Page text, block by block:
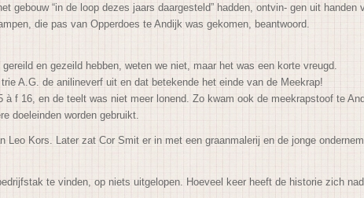
gebouw “in de loop dezes jaars daargesteld” hadden, ontvin- gen uit
die pas van Opperdoes te Andijk was gekomen, beantwoord.
en gezeild hebben, weten we niet, maar het was een korte vreugd.
A.G. de anilineverf uit en dat betekende het einde van de Meekrap!
à f 16, en de teelt was niet meer lonend. Zo kwam ook de meekrapstoof te
doeleinden worden gebruikt.
Kors. Later zat Cor Smit er in met een graanmalerij en de jonge
te vinden, op niets uitgelopen. Hoeveel keer heeft de historie zich